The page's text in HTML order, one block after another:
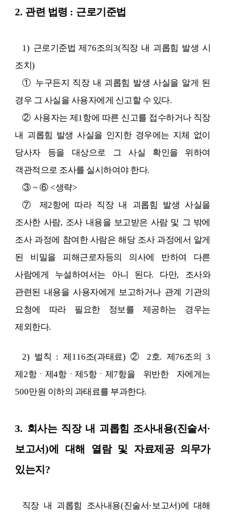
2. 관련 법령 : 근로기준법
1) 근로기준법 제 76조의3(직장 내 괴롭힘 발생 시
조치)
① 누구든지 직장 내 괴롭힘 발생 사실을 알게 된
경우 그 사실을 사용자에게 신고할 수 있다.
② 사용자는 제1항에 따른 신고를 접수하거나 직장
내 괴롭힘 발생 사실을 인지한 경우에는 지체 없이
당사자 등을 대상으로 그 사실 확인을 위하여
객관적으로 조사를 실시하여야 한다.
③ ~ ⑥ <생략>
⑦ 제2항에 따라 직장 내 괴롭힘 발생 사실을
조사한 사람, 조사 내용을 보고받은 사람 및 그 밖에
조사 과정에 참여한 사람은 해당 조사 과정에서 알게
된 비밀을 피해근로자등의 의사에 반하여 다른
사람에게 누설하여서는 아니 된다. 다만, 조사와
관련된 내용을 사용자에게 보고하거나 관계 기관의
요청에 따라 필요한 정보를 제공하는 경우는
제외한다.
2) 벌칙 :제 116조(과태료)② 2호. 제76조의3
제2항ㆍ제4항ㆍ제 5항ㆍ제7항을 위반한 자에게는
500만원 이하의 과태료를 부과한다.
3. 회사는 직장 내 괴롭힘 조사내용(진술서·
보고서)에 대해 열람 및 자료제공 의무가
있는지 ?
직장 내 괴롭힘 조사내용(진술서 ·보고서)에 대해